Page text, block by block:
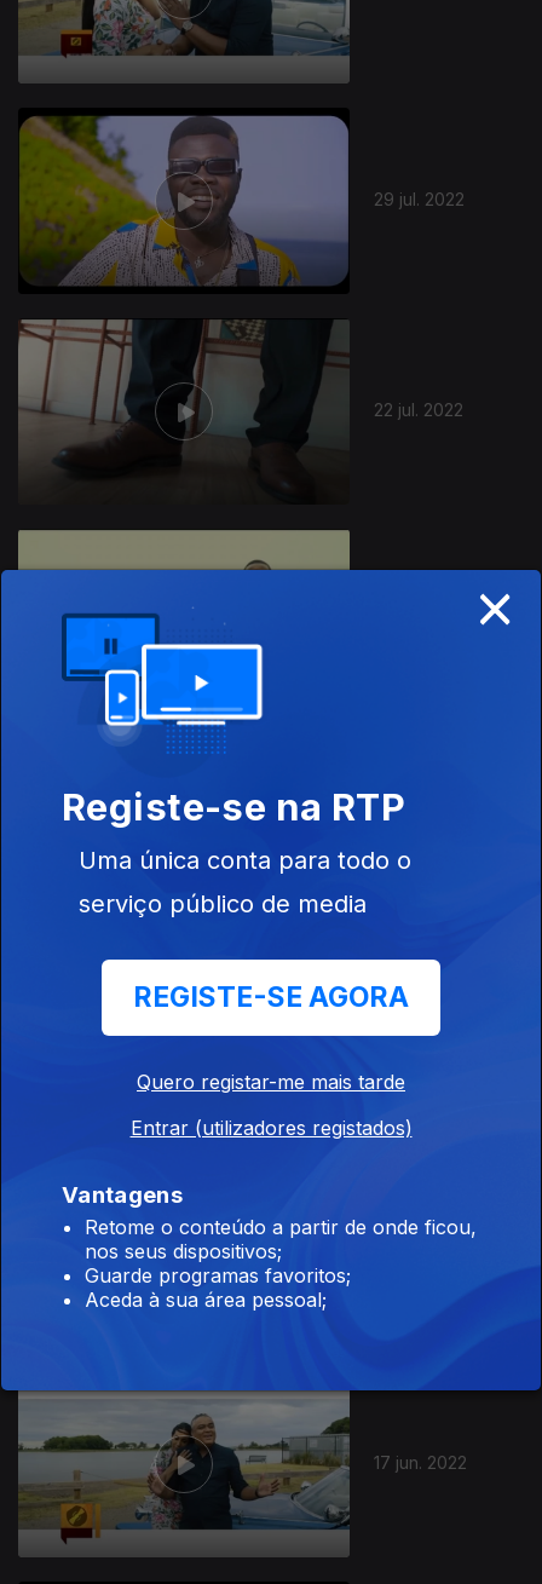
29 jul. 2022
22 jul. 2022
01 jul. 2022
17 jun. 2022
×
Registe-se na RTP
Uma única conta para todo o
serviço público de media
REGISTE-SE AGORA
Quero registar-me mais tarde
Entrar (utilizadores registados)
Vantagens
Retome o conteúdo a partir de onde ficou,
nos seus dispositivos;
Guarde programas favoritos;
Aceda à sua área pessoal;